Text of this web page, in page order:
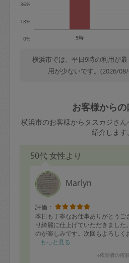
0%
18%
36%
9時
横浜市では、平日9時の利用が
用が少ないです。(2026/
お客様からの
横浜市のお客様からタスカジさ
紹介します。
50代 女性より
Marlyn
評価：
本日も丁寧なお仕事ありがとうご
り綺麗に仕上げていただきました
のが楽しみです。次回もよろしく
もっと見る
※依頼者の依